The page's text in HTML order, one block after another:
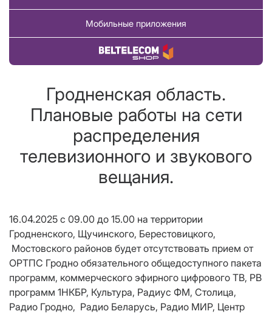
Мобильные приложения
Купить товар
Гродненская область.
Плановые работы на сети
распределения
телевизионного и звукового
вещания.
16.04.2025 с 09.00 до 15.00 на территории
Гродненского, Щучинского, Берестовицкого,
Мостовского районов будет отсутствовать прием от
ОРТПС Гродно обязательного общедоступного пакета
программ, коммерческого эфирного цифрового ТВ, РВ
программ 1НКБР, Культура, Радиус ФМ, Столица,
Радио Гродно, Радио Беларусь, Радио МИР, Центр